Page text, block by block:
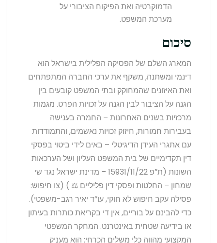
הדמוקרטיה ואת הפיקוח הציבורי על
מערכת המשפט.
סיכום
המארג השלם של הפסיקה הפלילית בישראל הוא
דינמי ומשתנה, משקף את ערכי החברה המתפתחים
ואת האיזונים שהמחוקק ובתי המשפט קובעים בין
הגנה על הציבור לבין הגנה על זכויות הפרט. מגמות
מרכזיות בשנים האחרונות – החמרה בענישה
בעבירות חמורות, חיזוק זכויות נאשמים, והתמודדות
עם אתגרי העידן הדיגיטלי – באים לידי ביטוי בפסקי
דין תקדימיים של בית המשפט העליון ושל הערכאות
השונות (ת”פ 15931/11/22 – מדינת ישראל נגד שי
שמחון – החלטות ופסקי דין פליליים ⚖️ ) (צו חיפוש:
פסילה עקב חיפוש לא חוקי, עו”ד יאיר רגב-משפטי).
כדי להבינם על בוריים, אין די בקריאת כותרות בעיתון
או בידיעה שטחית באינטרנט. המחקר המשפטי
המקצועי מהווה כלי משלים הכרחי: הוא מעניק